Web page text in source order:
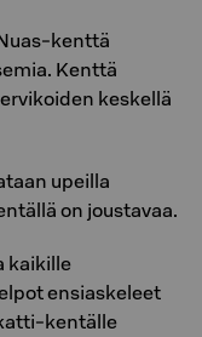
kenttä
Kenttä
keskellä
upeilla
on joustavaa.
kaikille
ensiaskeleet
kentälle